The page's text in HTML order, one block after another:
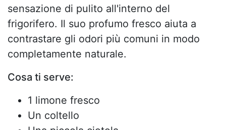
sensazione di pulito all'interno del
frigorifero. Il suo profumo fresco aiuta a
contrastare gli odori più comuni in modo
completamente naturale.
Cosa ti serve:
1 limone fresco
Un coltello